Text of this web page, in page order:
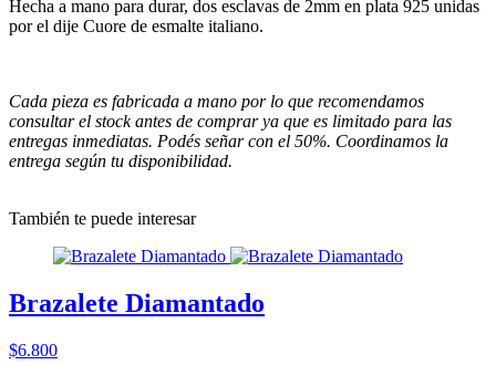
Hecha a mano para durar, dos esclavas de 2mm en plata 925 unidas
por el dije Cuore de esmalte italiano.
Cada pieza es fabricada a mano por lo que recomendamos
consultar el stock antes de comprar ya que es limitado para las
entregas inmediatas. Podés señar con el 50%. Coordinamos la
entrega según tu disponibilidad.
También te puede interesar
Brazalete Diamantado
$6.800